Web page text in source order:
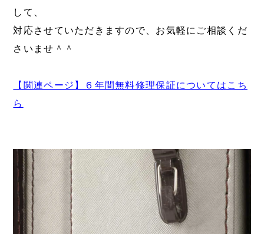
して、
対応させていただきますので、お気軽にご相談くだ
さいませ＾＾
【関連ページ】６年間無料修理保証についてはこち
ら